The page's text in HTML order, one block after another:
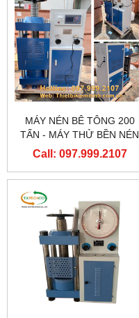
MÁY NÉN BÊ TÔNG 200
TẤN - MÁY THỬ BỀN NÉN
Call: 097.999.2107